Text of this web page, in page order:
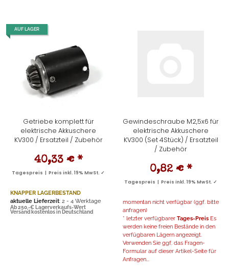
AUF LAGER
Getriebe komplett für
elektrische Akkuschere
KV300 / Ersatzteil / Zubehör
40,33 € *
Tagespreis | Preis inkl. 19% MwSt. ✓
KNAPPER LAGERBESTAND
aktuelle Lieferzeit: 2 - 4 Werktage
Ab 250,-€ Lagerverkaufs-Wert
Versand kostenlos in Deutschland
Gewindeschraube M2,5x6 für
elektrische Akkuschere
KV300 (Set 4Stück) / Ersatzteil
/ Zubehör
0,82 € *
Tagespreis | Preis inkl. 19% MwSt. ✓
momentan nicht verfügbar (ggf. bitte
anfragen)
* letzter verfügbarer Tages-Preis Es
werden keine freien Bestände in den
verfügbaren Lägern angezeigt.
Verwenden Sie ggf. das Fragen-
Formular auf dieser Artikel-Seite für
Anfragen...